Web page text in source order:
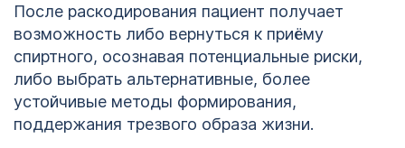
После раскодирования пациент получает
возможность либо вернуться к приёму
спиртного, осознавая потенциальные риски,
либо выбрать альтернативные, более
устойчивые методы формирования,
поддержания трезвого образа жизни.